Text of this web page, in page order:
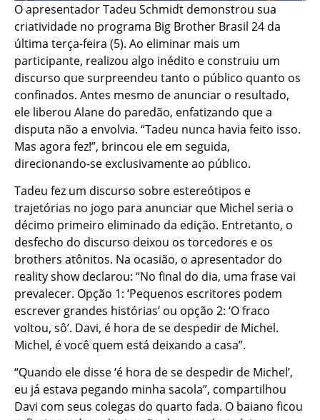
O apresentador Tadeu Schmidt demonstrou sua
criatividade no programa Big Brother Brasil 24 da
última terça-feira (5). Ao eliminar mais um
participante, realizou algo inédito e construiu um
discurso que surpreendeu tanto o público quanto os
confinados. Antes mesmo de anunciar o resultado,
ele liberou Alane do paredão, enfatizando que a
disputa não a envolvia. “Tadeu nunca havia feito isso.
Mas agora fez!”, brincou ele em seguida,
direcionando-se exclusivamente ao público.
Tadeu fez um discurso sobre estereótipos e
trajetórias no jogo para anunciar que Michel seria o
décimo primeiro eliminado da edição. Entretanto, o
desfecho do discurso deixou os torcedores e os
brothers atônitos. Na ocasião, o apresentador do
reality show declarou: “No final do dia, uma frase vai
prevalecer. Opção 1: ‘Pequenos escritores podem
escrever grandes histórias’ ou opção 2: ‘O fraco
voltou, sô’. Davi, é hora de se despedir de Michel.
Michel, é você quem está deixando a casa”.
“Quando ele disse ‘é hora de se despedir de Michel’,
eu já estava pegando minha sacola”, compartilhou
Davi com seus colegas do quarto fada. O baiano ficou